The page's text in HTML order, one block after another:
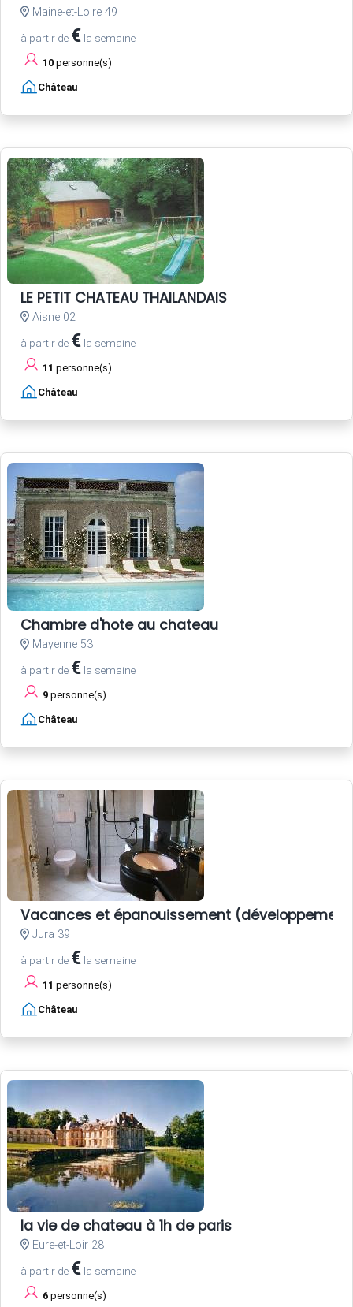
Maine-et-Loire 49
à partir de € la semaine
10 personne(s)
Château
LE PETIT CHATEAU THAILANDAIS
Aisne 02
à partir de € la semaine
11 personne(s)
Château
Chambre d'hote au chateau
Mayenne 53
à partir de € la semaine
9 personne(s)
Château
Vacances et épanouissement
Jura 39
à partir de € la semaine
11 personne(s)
Château
la vie de chateau à 1h de paris
Eure-et-Loir 28
à partir de € la semaine
6 personne(s)